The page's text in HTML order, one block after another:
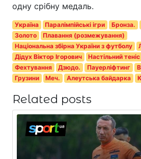
одну срібну медаль.
Україна Паралімпійські ігри Бронза.
Золото
Плавання (розмежування)
Національна збірна України з футболу
Дідух Віктор Ігорович
Настільний теніс
Фехтування
Дзюдо. Пауерліфтинг
Грузини
Меч. Алеутська байдарка
Related posts